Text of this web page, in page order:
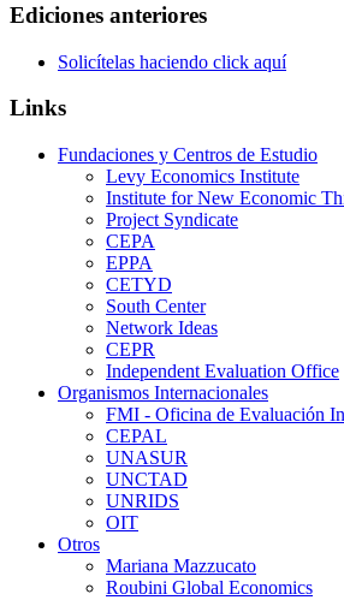
Ediciones anteriores
Solicítelas haciendo click aquí
Links
Fundaciones y Centros de Estudio
Levy Economics Institute
Institute for New Economic
Project Syndicate
CEPA
EPPA
CETYD
South Center
Network Ideas
CEPR
Independent Evaluation Office
Organismos Internacionales
FMI - Oficina de Evaluación
CEPAL
UNASUR
UNCTAD
UNRIDS
OIT
Otros
Mariana Mazzucato
Roubini Global Economics